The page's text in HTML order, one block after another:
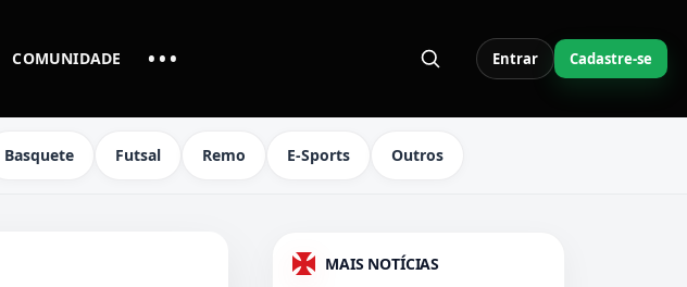
COMUNIDADE •••MAIS LINKS DO MENU Entrar Cadastre-se
Basquete Futsal Remo E-Sports Outros
MAIS NOTÍCIAS